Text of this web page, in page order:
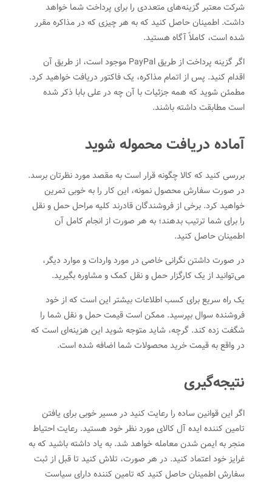
شرکت معتبر گزینه‌های متعددی را برای پرداخت شما خواهد
داشت. اطمینان حاصل کنید که به هر چیزی که در مذاکره مقرر
شده است، کاملاً آگاه هستید.
اگر گزینه پرداخت از طریق PayPal موجود است، از طریق آن
اقدام کنید. پس از اتمام مذاکره، یک فاکتور دریافت خواهید کرد.
مطمئن شوید که همه جزئیات با آن چه در علی بابا ذکر شده
است مطابقت داشته باشند.
آماده دریافت محموله شوید
بررسی کنید که کالا چگونه قرار است به مقصد مورد نظرتان برسد.
در صورت سفارش محصول نمونه، این کار را به خوبی تمرین
خواهید کرد. برخی از فروشندگان قادرند کلیه مراحل حمل و نقل
را برای شما ترتیب بدهند؛ به هر صورت از انجام کامل آن
اطمینان حاصل کنید.
در صورت داشتن نگرانی خاصی در مورد واردات و موارد دیگر،
می‌توانید از یک کارگزار حمل و نقل کمک و مشاوره بگیرید.
یک راه سریع برای کسب اطلاعات بیشتر این است که از خود
فروشنده سوال بپرسید. ممکن است قیمت حمل و نقل شما را
شگفت زده کند. گرچه، شاید متوجه شوید این هزینه‌ای است که
در واقع به قیمت خرید محصولات شما اضافه شده است.
نتیجه‌گیری
اگر این قوانین ساده را رعایت کنید در مسیر خوبی برای یافتن
تامین کننده ایده آل کالای مورد نظر خود هستید. رعایت احتیاط
منجر به ایمن شدن معامله خواهد شد. به یاد داشته باشید که به
غرایز خود اعتماد کنید. در هر صورت، تلاش کنید تا قبل از ثبت
سفارش اطمینان حاصل کنید که تامین کننده دارای سیاست